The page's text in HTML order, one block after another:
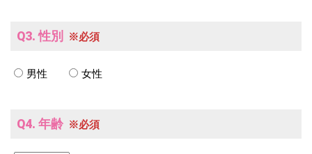
Q3. 性別 ※必須
男性 女性
Q4. 年齢 ※必須